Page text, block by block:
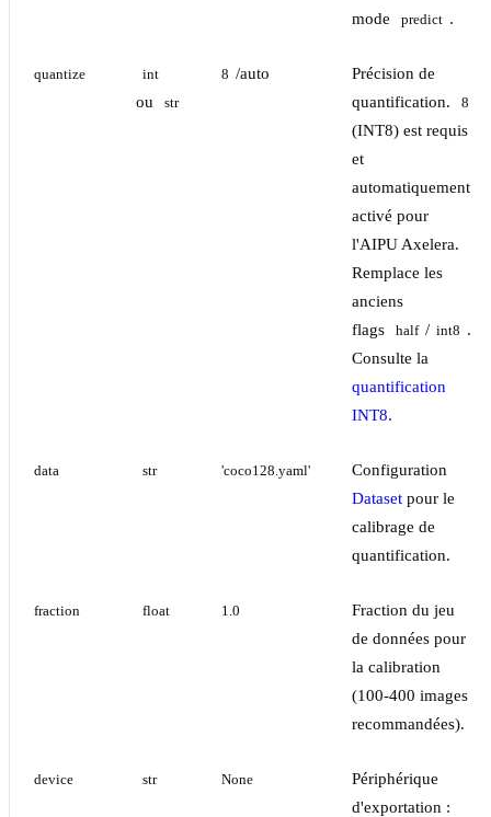
mode
predict .
quantize int
ou str
8 /auto
Précision de
quantification.
8
(INT8) est requis
et
automatiquement
activé pour
l'AIPU Axelera.
Remplace les
anciens
flags
half / int8 .
Consulte la
quantification
INT8.
data str 'coco128.yaml'
Configuration
Dataset pour le
calibrage de
quantification.
fraction float 1.0
Fraction du jeu
de données pour
la calibration
(100-400 images
recommandées).
device str None
Périphérique
d'exportation :